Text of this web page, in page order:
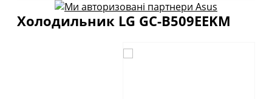
Холодильник LG GC-B509EEKM